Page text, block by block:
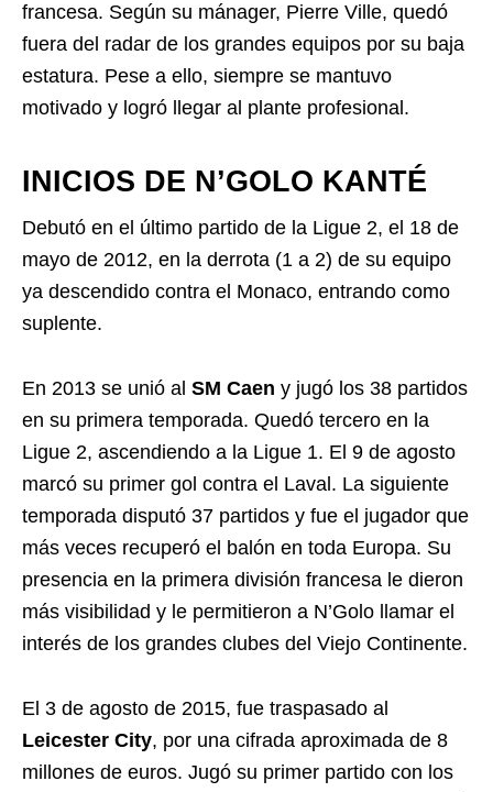
francesa. Según su mánager, Pierre Ville, quedó
fuera del radar de los grandes equipos por su baja
estatura. Pese a ello, siempre se mantuvo
motivado y logró llegar al plante profesional.
INICIOS DE N’GOLO KANTÉ
Debutó en el último partido de la Ligue 2, el 18 de
mayo de 2012, en la derrota (1 a 2) de su equipo
ya descendido contra el Monaco, entrando como
suplente.
En 2013 se unió al SM Caen y jugó los 38 partidos
en su primera temporada. Quedó tercero en la
Ligue 2, ascendiendo a la Ligue 1. El 9 de agosto
marcó su primer gol contra el Laval. La siguiente
temporada disputó 37 partidos y fue el jugador que
más veces recuperó el balón en toda Europa. Su
presencia en la primera división francesa le dieron
más visibilidad y le permitieron a N’Golo llamar el
interés de los grandes clubes del Viejo Continente.
El 3 de agosto de 2015, fue traspasado al
Leicester City, por una cifrada aproximada de 8
millones de euros. Jugó su primer partido con los